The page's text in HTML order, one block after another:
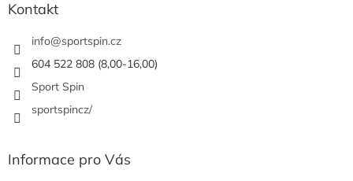
Kontakt
info@sportspin.cz
604 522 808 (8,00-16,00)
Sport Spin
sportspincz/
Informace pro Vás